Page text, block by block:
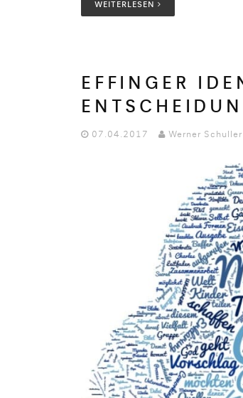
WEITERLESEN
EFFINGER
07.04.2017 Werner Schuller